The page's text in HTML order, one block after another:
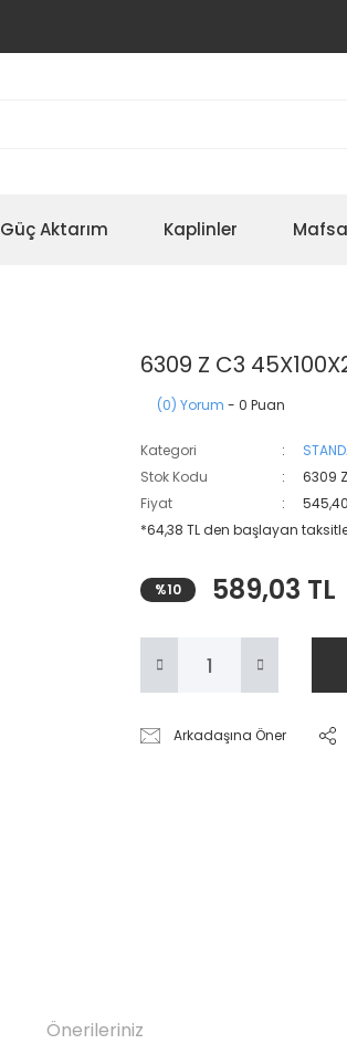
Güç Aktarım Kaplinler
6309 Z C3
(0) Yorum - 0 Puan
Kategori
Stok Kodu
6309
Fiyat
*64,38 TL den başlayan
%10 589,03 TL
Arkadaşına Öner
Önerileriniz